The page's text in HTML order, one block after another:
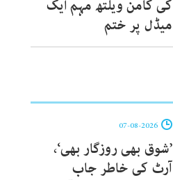
کی کامن ویلتھ مہم ایک
میڈل پر ختم
’شوق بھی روزگار بھی‘،
آرٹ کی خاطر جاب